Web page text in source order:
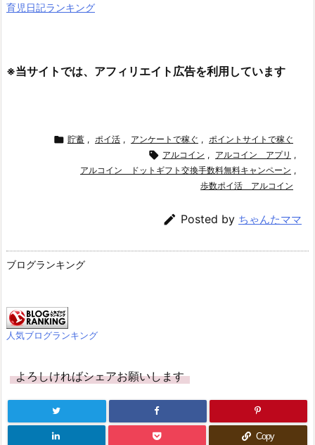
育児日記ランキング
※当サイトでは、アフィリエイト広告を利用しています
 貯蓄 , ポイ活 , アンケートで稼ぐ , ポイントサイトで稼ぐ
 アルコイン , アルコイン アプリ ,
アルコイン ドットギフト交換手数料無料キャンペーン ,
歩数ポイ活 アルコイン
 Posted by ちゃんたママ
ブログランキング
人気ブログランキング
よろしければシェアお願いします
Copy